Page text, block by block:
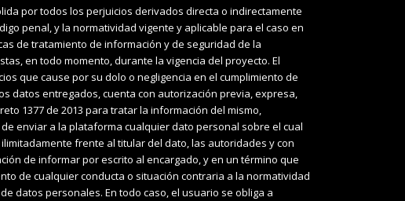
por todos los perjuicios derivados directa o indirectamente
penal, y la normatividad vigente y aplicable para el caso en
de tratamiento de información y de seguridad de la
en todo momento, durante la vigencia del proyecto. El
que cause por su dolo o negligencia en el cumplimiento de
datos entregados, cuenta con autorización previa, expresa,
1377 de 2013 para tratar la información del mismo,
enviar a la plataforma cualquier dato personal sobre el cual
frente al titular del dato, las autoridades y con
de informar por escrito al encargado, y en un término que
de cualquier conducta o situación contraria a la normatividad
datos personales. En todo caso, el usuario se obliga a